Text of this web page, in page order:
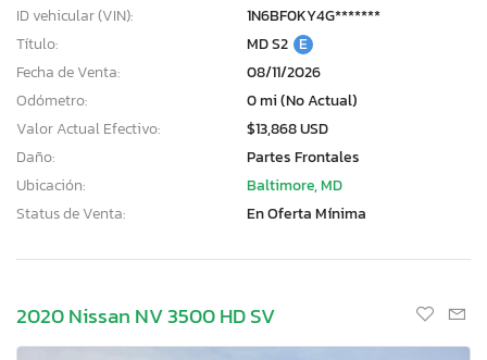
ID vehicular (VIN):
1N6BF0KY4G*******
Título:
MD S2 E
Fecha de Venta:
08/11/2026
Odómetro:
0 mi (No Actual)
Valor Actual Efectivo:
$13,868 USD
Daño:
Partes Frontales
Ubicación:
Baltimore, MD
Status de Venta:
En Oferta Mínima
2020 Nissan NV 3500 HD SV